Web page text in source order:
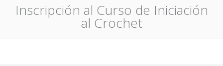
Inscripción al Curso de Iniciación
al Crochet